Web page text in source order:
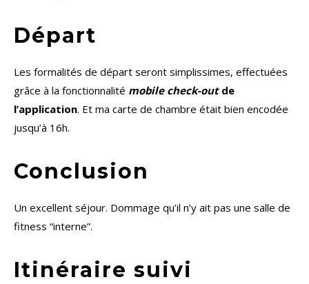
Départ
Les formalités de départ seront simplissimes, effectuées
grâce à la fonctionnalité mobile check-outde
l’application. Et ma carte de chambre était bien encodée
jusqu’à 16h.
Conclusion
Un excellent séjour. Dommage qu’il n’y ait pas une salle de
fitness “interne”.
Itinéraire suivi